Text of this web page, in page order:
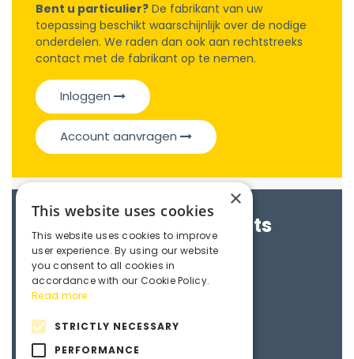
Bent u particulier? De fabrikant van uw
toepassing beschikt waarschijnlijk over de nodige
onderdelen. We raden dan ook aan rechtstreeks
contact met de fabrikant op te nemen.
Inloggen
Account aanvragen
Brochures & Datasheets
Maedler e-catalogue
3D File
×
This website uses cookies
This website uses cookies to improve
user experience. By using our website
you consent to all cookies in
accordance with our Cookie Policy.
Read more
STRICTLY NECESSARY
PERFORMANCE